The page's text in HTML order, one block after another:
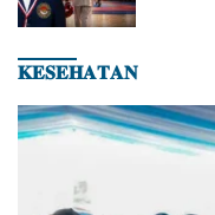
𝐊𝐄𝐒𝐄𝐇𝐀𝐓𝐀𝐍